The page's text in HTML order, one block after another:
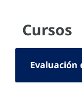
Cursos
Evaluación